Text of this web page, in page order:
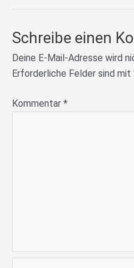
Schreibe einen
Deine E-Mail-Adresse wird
Erforderliche Felder sind mit
Kommentar *